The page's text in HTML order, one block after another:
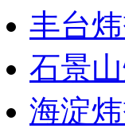
丰台
石景
海淀